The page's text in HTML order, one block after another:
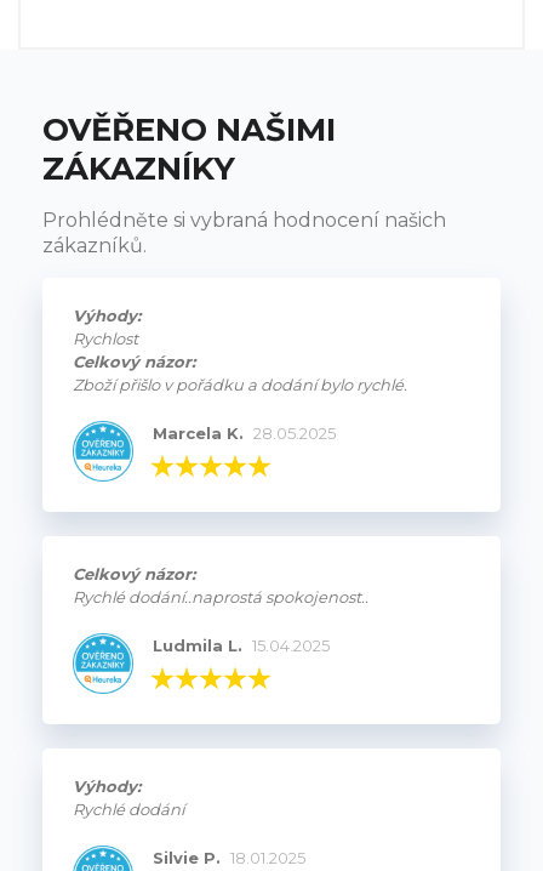
OVĚŘENO NAŠIMI
ZÁKAZNÍKY
Prohlédněte si vybraná hodnocení našich
zákazníků.
Výhody:
Rychlost
Celkový názor:
Zboží přišlo v pořádku a dodání bylo rychlé.
Marcela K. 28.05.2025
Celkový názor:
Rychlé dodání..naprostá spokojenost..
Ludmila L. 15.04.2025
Výhody:
Rychlé dodání
Silvie P. 18.01.2025